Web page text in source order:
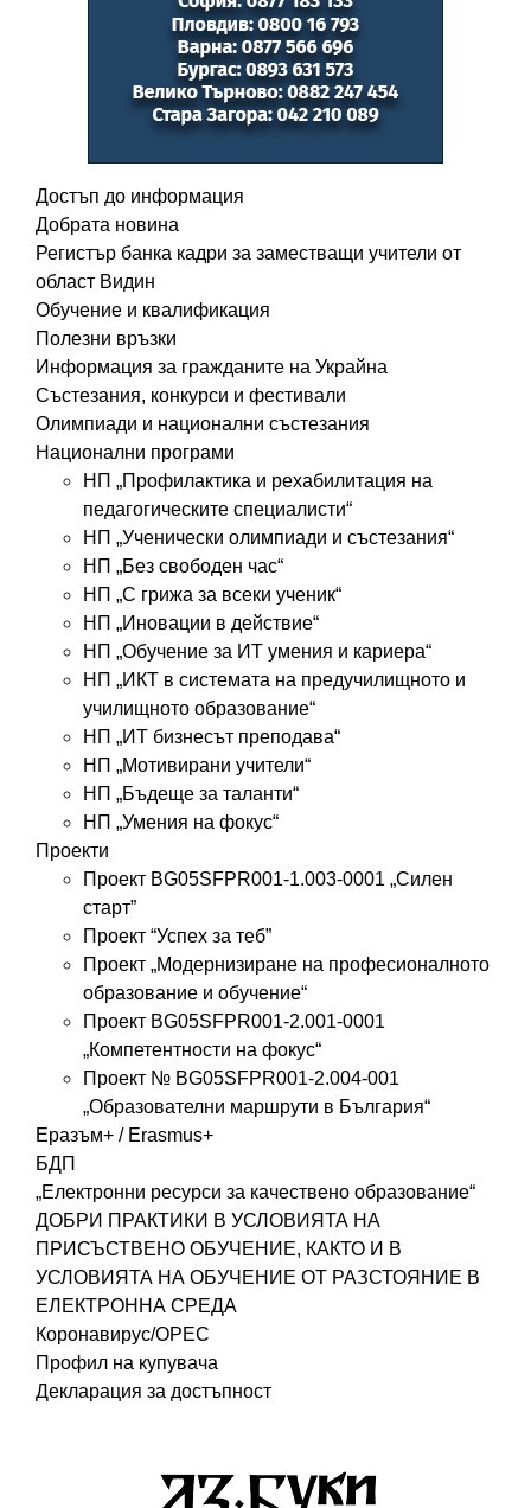
Достъп до информация
Добрата новина
Регистър банка кадри за заместващи учители от
област Видин
Обучение и квалификация
Полезни връзки
Информация за гражданите на Украйна
Състезания, конкурси и фестивали
Олимпиади и национални състезания
Национални програми
НП „Профилактика и рехабилитация на
педагогическите специалисти“
НП „Ученически олимпиади и състезания“
НП „Без свободен час“
НП „С грижа за всеки ученик“
НП „Иновации в действие“
НП „Обучение за ИТ умения и кариера“
НП „ИКТ в системата на предучилищното и
училищното образование“
НП „ИТ бизнесът преподава“
НП „Мотивирани учители“
НП „Бъдеще за таланти“
НП „Умения на фокус“
Проекти
Проект BG05SFPR001-1.003-0001 „Силен
старт”
Проект “Успех за теб”
Проект „Модернизиране на професионалното
образование и обучение“
Проект BG05SFPR001-2.001-0001
„Компетентности на фокус“
Проект № BG05SFPR001-2.004-001
„Образователни маршрути в България“
Еразъм+ / Erasmus+
БДП
„Електронни ресурси за качествено образование“
ДОБРИ ПРАКТИКИ В УСЛОВИЯТА НА
ПРИСЪСТВЕНО ОБУЧЕНИЕ, КАКТО И В
УСЛОВИЯТА НА ОБУЧЕНИЕ ОТ РАЗСТОЯНИЕ В
ЕЛЕКТРОННА СРЕДА
Коронавирус/ОРЕС
Профил на купувача
Декларация за достъпност